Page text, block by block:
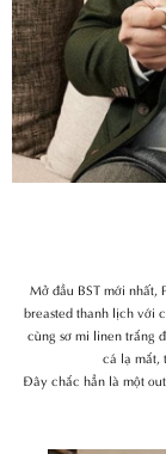
Mở đầu BST mới nhất,
breasted thanh lịch với
cùng sơ mi linen trắng
cá lạ mắt,
Đây chắc hẳn là một